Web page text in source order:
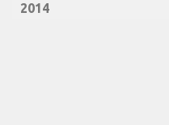
2014